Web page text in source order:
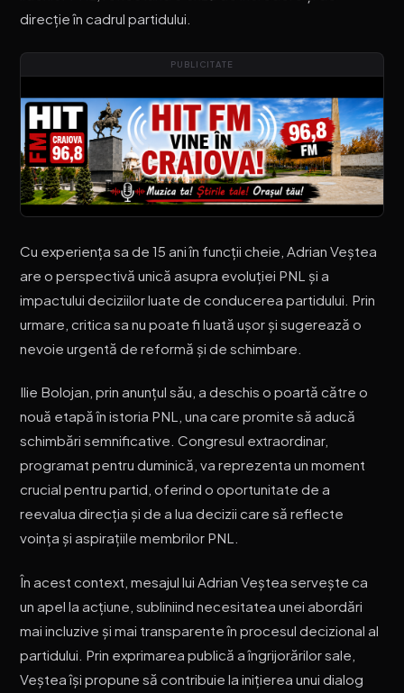
direcție în cadrul partidului.
PUBLICITATE
Cu experiența sa de 15 ani în funcții cheie, Adrian Veștea
are o perspectivă unică asupra evoluției PNL și a
impactului deciziilor luate de conducerea partidului. Prin
urmare, critica sa nu poate fi luată ușor și sugerează o
nevoie urgentă de reformă și de schimbare.
Ilie Bolojan, prin anunțul său, a deschis o poartă către o
nouă etapă în istoria PNL, una care promite să aducă
schimbări semnificative. Congresul extraordinar,
programat pentru duminică, va reprezenta un moment
crucial pentru partid, oferind o oportunitate de a
reevalua direcția și de a lua decizii care să reflecte
voința și aspirațiile membrilor PNL.
În acest context, mesajul lui Adrian Veștea servește ca
un apel la acțiune, subliniind necesitatea unei abordări
mai incluzive și mai transparente în procesul decizional al
partidului. Prin exprimarea publică a îngrijorărilor sale,
Veștea își propune să contribuie la inițierea unui dialog